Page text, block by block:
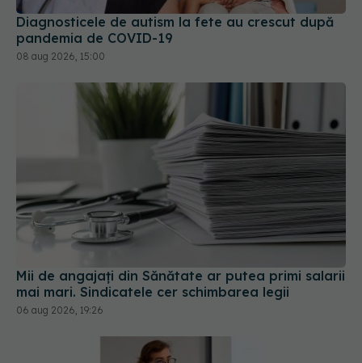
Diagnosticele de autism la fete au crescut după
pandemia de COVID-19
08 aug 2026, 15:00
Mii de angajați din Sănătate ar putea primi salarii
mai mari. Sindicatele cer schimbarea legii
06 aug 2026, 19:26